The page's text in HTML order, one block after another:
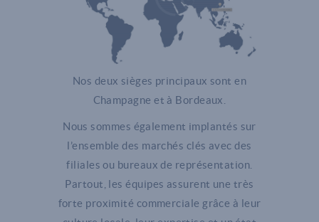
Nos deux sièges principaux sont en
Champagne et à Bordeaux.
Nous sommes également implantés sur
l’ensemble des marchés clés avec des
filiales ou bureaux de représentation.
Partout, les équipes assurent une très
forte proximité commerciale grâce à leur